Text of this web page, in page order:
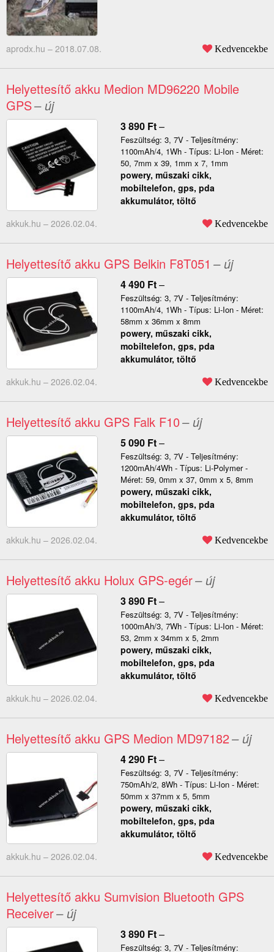
aprodx.hu – 2018.07.08. Kedvencekbe
Helyettesítő akku Medion MD96220 Mobile
GPS– új
3 890 Ft–
Feszültség: 3, 7V - Teljesítmény:
1100mAh/4, 1Wh - Típus: Li-Ion - Méret:
50, 7mm x 39, 1mm x 7, 1mm
powery, műszaki cikk,
mobiltelefon, gps, pda
akkumulátor, töltő
akkuk.hu – 2026.02.04. Kedvencekbe
Helyettesítő akku GPS Belkin F8T051 – új
4 490 Ft–
Feszültség: 3, 7V - Teljesítmény:
1100mAh/4, 1Wh - Típus: Li-Ion - Méret:
58mm x 36mm x 8mm
powery, műszaki cikk,
mobiltelefon, gps, pda
akkumulátor, töltő
akkuk.hu – 2026.02.04. Kedvencekbe
Helyettesítő akku GPS Falk F10– új
5 090 Ft–
Feszültség: 3, 7V - Teljesítmény:
1200mAh/4Wh - Típus: Li-Polymer -
Méret: 59, 0mm x 37, 0mm x 5, 8mm
powery, műszaki cikk,
mobiltelefon, gps, pda
akkumulátor, töltő
akkuk.hu – 2026.02.04. Kedvencekbe
Helyettesítő akku Holux GPS-egér– új
3 890 Ft–
Feszültség: 3, 7V - Teljesítmény:
1000mAh/3, 7Wh - Típus: Li-Ion - Méret:
53, 2mm x 34mm x 5, 2mm
powery, műszaki cikk,
mobiltelefon, gps, pda
akkumulátor, töltő
akkuk.hu – 2026.02.04. Kedvencekbe
Helyettesítő akku GPS Medion MD97182– új
4 290 Ft–
Feszültség: 3, 7V - Teljesítmény:
750mAh/2, 8Wh - Típus: Li-Ion - Méret:
50mm x 37mm x 5, 5mm
powery, műszaki cikk,
mobiltelefon, gps, pda
akkumulátor, töltő
akkuk.hu – 2026.02.04. Kedvencekbe
Helyettesítő akku Sumvision Bluetooth GPS
Receiver– új
3 890 Ft–
Feszültség: 3, 7V - Teljesítmény: